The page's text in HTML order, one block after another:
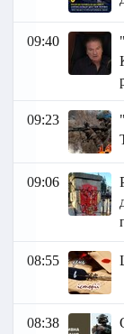
09:40
09:23
09:06
08:55
08:38